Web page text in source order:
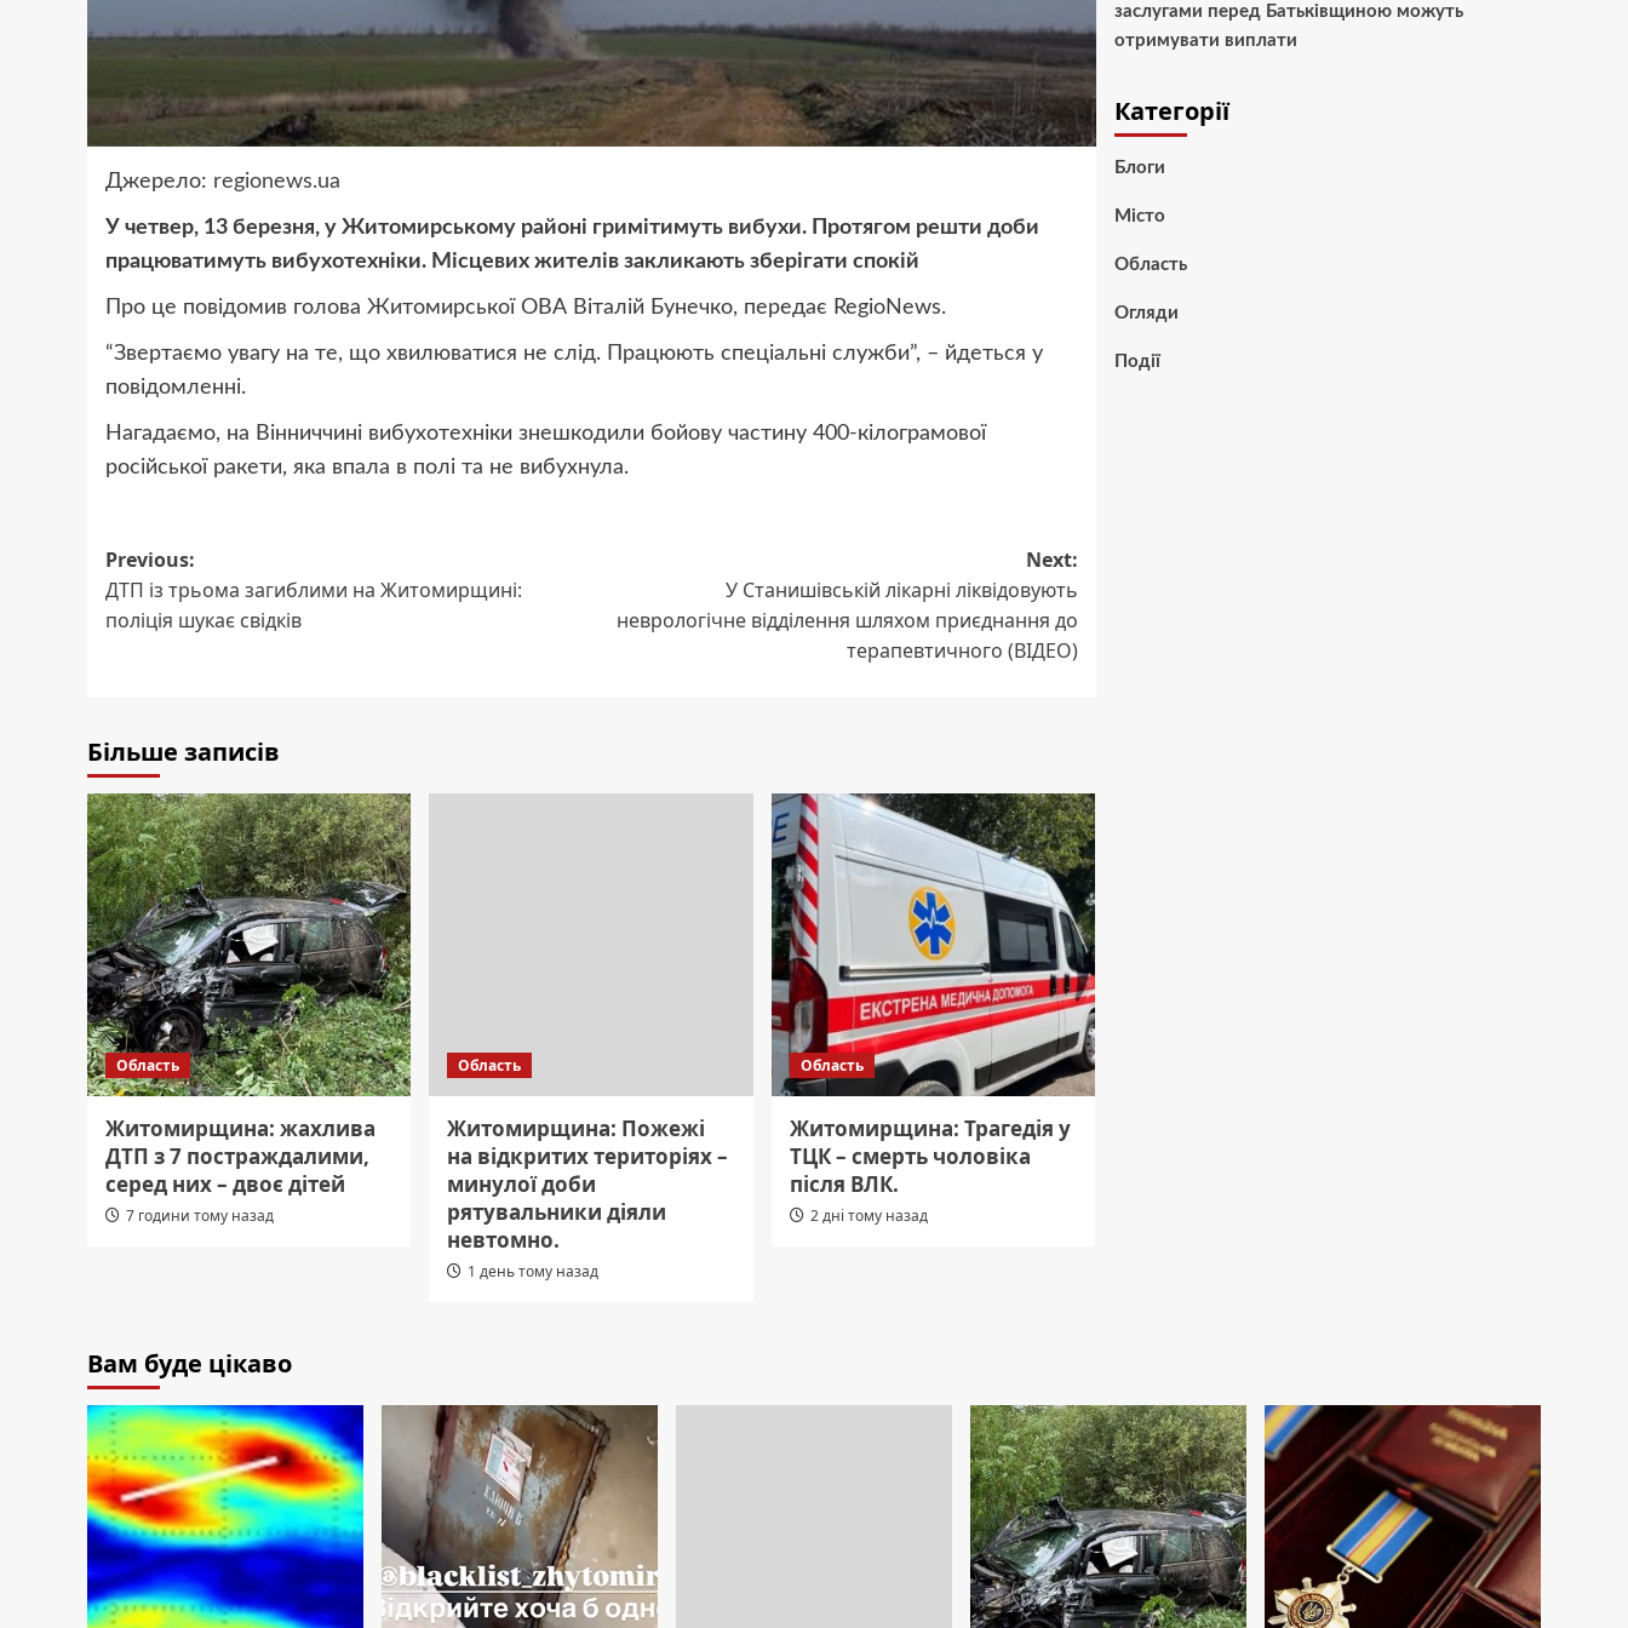
Джерело: regionews.ua
У четвер, 13 березня, у Житомирському районі гримітимуть вибухи. Протягом решти доби
працюватимуть вибухотехніки. Місцевих жителів закликають зберігати спокій
Про це повідомив голова Житомирської ОВА Віталій Бунечко, передає RegioNews.
“Звертаємо увагу на те, що хвилюватися не слід. Працюють спеціальні служби”, – йдеться у
повідомленні.
Нагадаємо, на Вінниччині вибухотехніки знешкодили бойову частину 400-кілограмової
російської ракети, яка впала в полі та не вибухнула.
Post
navigation
Previous:
ДТП із трьома загиблими на Житомирщині:
поліція шукає свідків
Next:
У Станишівській лікарні ліквідовують
неврологічне відділення шляхом приєднання до
терапевтичного (ВІДЕО)
Більше записів
Область
Житомирщина: жахлива
ДТП з 7 постраждалими,
серед них – двоє дітей
7 години тому назад
Область
Житомирщина: Пожежі
на відкритих територіях –
минулої доби
рятувальники діяли
невтомно.
1 день тому назад
Область
Житомирщина: Трагедія у
ТЦК – смерть чоловіка
після ВЛК.
2 дні тому назад
заслугами перед Батьківщиною можуть
отримувати виплати
Категорії
Блоги
Місто
Область
Огляди
Події
Вам буде цікаво